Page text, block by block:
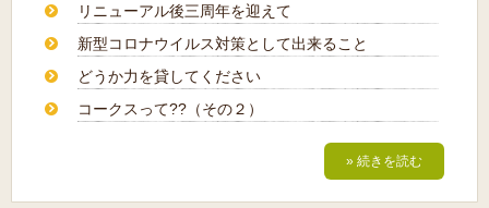
リニューアル後三周年を迎えて
新型コロナウイルス対策として出来ること
どうか力を貸してください
コークスって??（その２）
» 続きを読む